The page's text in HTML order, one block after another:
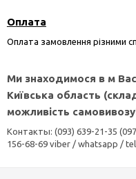
Оплата
Оплата замовлення різними
Ми знаходимося в м
Київська область
можливість
Контакты: (093) 639-21-35
156-68-69 viber / whatsapp /